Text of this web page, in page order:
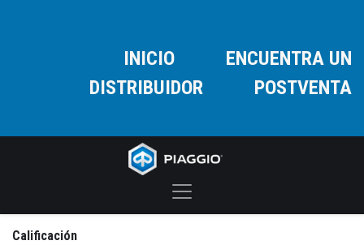
INICIO
ENCUENTRA UN
DISTRIBUIDOR
POSTVENTA
Calificación